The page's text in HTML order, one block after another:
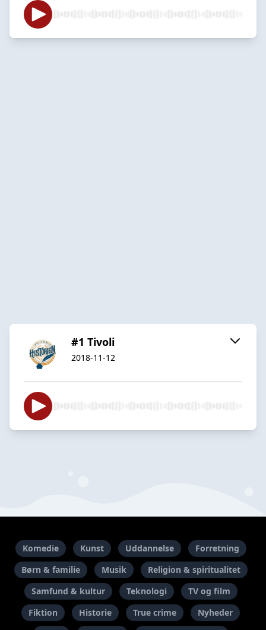
#1 Tivoli
2018-11-12
Komedie Kunst Uddannelse
Forretning
Børn & familie
Musik
Religion & spiritualitet
Samfund & kultur
Teknologi
TV og film
Fiktion
Historie True crime
Nyheder